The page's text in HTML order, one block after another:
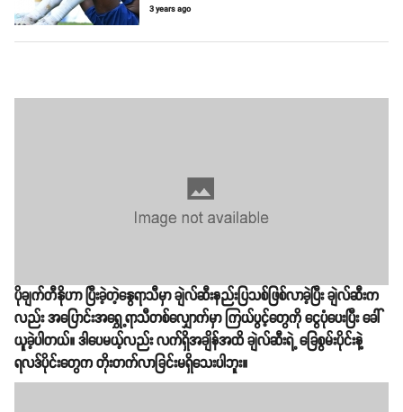
3 years ago
ပိုချက်တီနိုဟာ ပြီးခဲ့တဲ့နွေရာသီမှာ ချဲလ်ဆီးနည်းပြသစ်ဖြစ်လာခဲ့ပြီး ချဲလ်ဆီးက
လည်း အပြောင်းအရွှေ့ရာသီတစ်လျှောက်မှာ ကြယ်ပွင့်တွေကို ငွေပုံပေးပြီး ခေါ်
ယူခဲ့ပါတယ်။ ဒါပေမယ့်လည်း လက်ရှိအချိန်အထိ ချဲလ်ဆီးရဲ့ ခြေစွမ်းပိုင်းနဲ့
ရလဒ်ပိုင်းတွေက တိုးတက်လာခြင်းမရှိသေးပါဘူး။